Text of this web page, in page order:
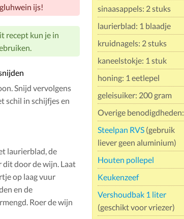
sinaasappels: 2 stuks
laurierblad: 1 blaadje
kruidnagels: 2 stuks
kaneelstokje: 1 stuk
honing: 1 eetlepel
geleisuiker: 200 gram
Overige benodigdheden:
Steelpan RVS(gebruik
liever geen aluminium)
Houten pollepel
Keukenzeef
Vershoudbak 1 liter
(geschikt voor vriezer)
ijs!
recept kun je in
Snijd vervolgens
schil in schijfjes en
laurierblad, de
dit door de wijn. Laat
op laag vuur
en de
Roer de wijn